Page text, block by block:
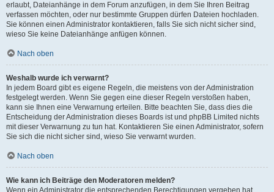
erlaubt, Dateianhänge in dem Forum anzufügen, in dem Sie Ihren Beitrag
verfassen möchten, oder nur bestimmte Gruppen dürfen Dateien hochladen.
Sie können einen Administrator kontaktieren, falls Sie sich nicht sicher sind,
wieso Sie keine Dateianhänge anfügen können.
Nach oben
Weshalb wurde ich verwarnt?
In jedem Board gibt es eigene Regeln, die meistens von der Administration
festgelegt werden. Wenn Sie gegen eine dieser Regeln verstoßen haben,
kann sie Ihnen eine Verwarnung erteilen. Bitte beachten Sie, dass dies die
Entscheidung der Administration dieses Boards ist und phpBB Limited nichts
mit dieser Verwarnung zu tun hat. Kontaktieren Sie einen Administrator, sofern
Sie sich die nicht sicher sind, wieso Sie verwarnt wurden.
Nach oben
Wie kann ich Beiträge den Moderatoren melden?
Wenn ein Administrator die entsprechenden Berechtigungen vergeben hat,